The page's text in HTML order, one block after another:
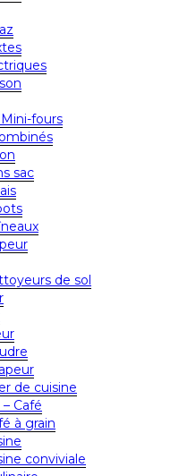
fours
sac
de sol
de cuisine
Café
à grain
conviviale